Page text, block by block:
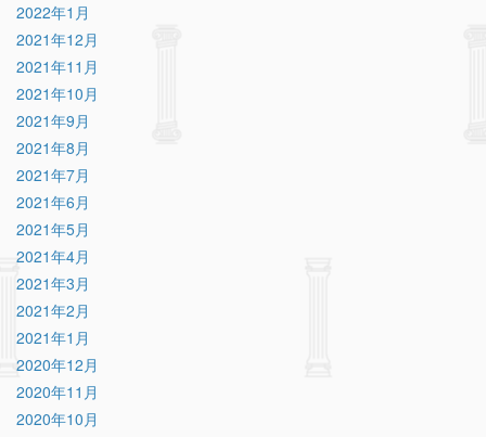
2022年1月
2021年12月
2021年11月
2021年10月
2021年9月
2021年8月
2021年7月
2021年6月
2021年5月
2021年4月
2021年3月
2021年2月
2021年1月
2020年12月
2020年11月
2020年10月